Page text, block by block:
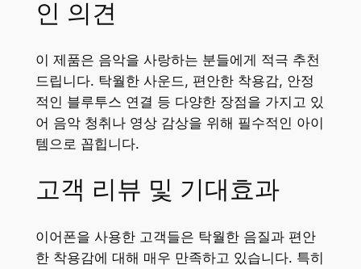
인 의견
이 제품은 음악을 사랑하는 분들에게 적극 추천
드립니다. 탁월한 사운드, 편안한 착용감, 안정
적인 블루투스 연결 등 다양한 장점을 가지고 있
어 음악 청취나 영상 감상을 위해 필수적인 아이
템으로 꼽힙니다.
고객 리뷰 및 기대효과
이어폰을 사용한 고객들은 탁월한 음질과 편안
한 착용감에 대해 매우 만족하고 있습니다. 특히